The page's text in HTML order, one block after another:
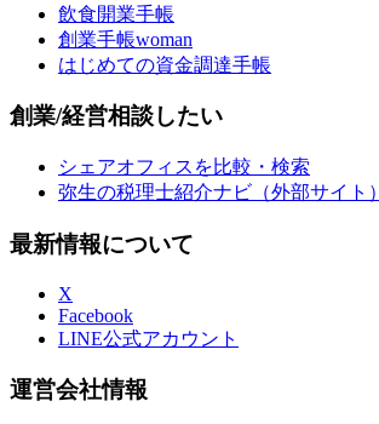
飲食開業手帳
創業手帳woman
はじめての資金調達手帳
創業/経営相談したい
シェアオフィスを比較・検索
弥生の税理士紹介ナビ（外部サイト）
最新情報について
X
Facebook
LINE公式アカウント
運営会社情報